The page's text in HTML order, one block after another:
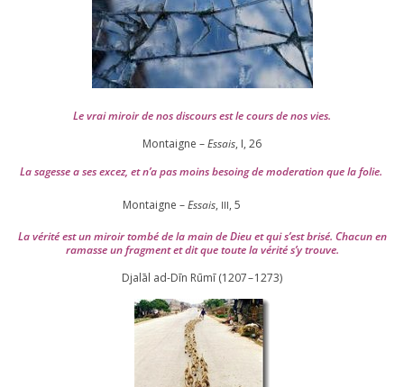
Le vrai miroir de nos dis­cours est le cours de nos vies.
Montaigne –Essais, I, 26
La sagesse a ses excez, et n’a pas moins besoing de mode­ra­tion que la folie.
Montaigne –Essais, III, 5
La véri­té est un miroir tom­bé de la main de Dieu et qui s’est bri­sé. Chacun en
ramasse un frag­ment et dit que toute la véri­té s’y trouve.
Djalāl ad-Dīn Rūmī (1207–1273)